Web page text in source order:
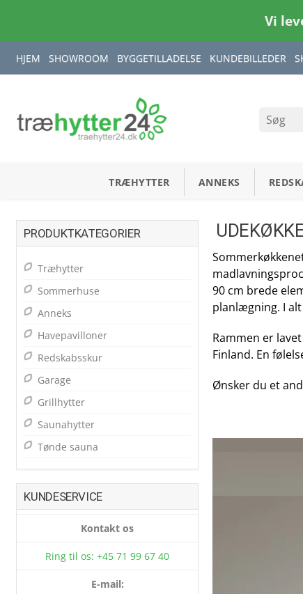
Vi
HJEM SHOWROOM BYGGETILLADELSE KUNDEBILLEDER
TRÆHYTTER ANNEKS
90 cm brede
planlægning. I
Rammen er
Finland. En
Ønsker du et
PRODUKTKATEGORIER
Træhytter
Sommerhuse
Anneks
Havepavilloner
Redskabsskur
Garage
Grillhytter
Saunahytter
Tønde sauna
KUNDESERVICE
Kontakt os
Ring til os: +45 71 99 67 40
E-mail: